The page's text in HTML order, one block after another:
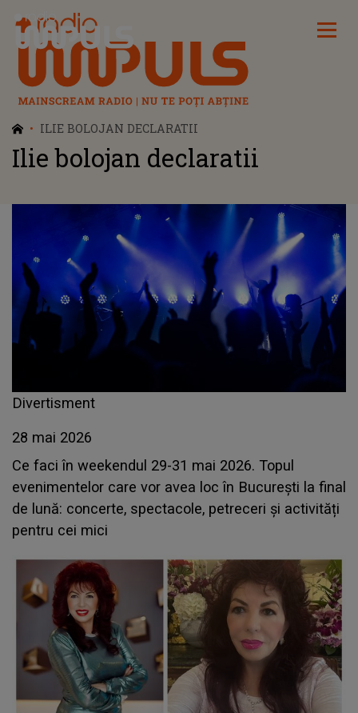
Radio Impuls
ILIE BOLOJAN DECLARATII
Ilie bolojan declaratii
Divertisment
28 mai 2026
Ce faci în weekendul 29-31 mai 2026. Topul
evenimentelor care vor avea loc în București la final
de lună: concerte, spectacole, petreceri și activități
pentru cei mici